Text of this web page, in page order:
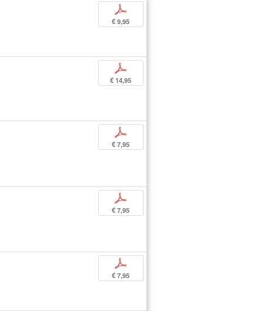
p
€ 9,95
p
€ 14,95
p
€ 7,95
p
€ 7,95
p
€ 7,95